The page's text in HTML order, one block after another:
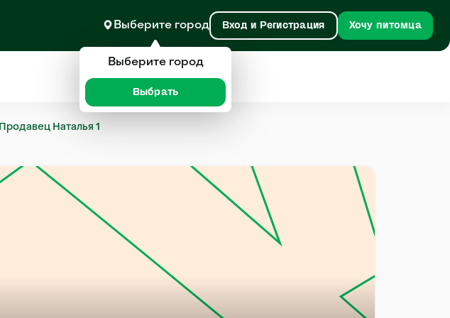
Выберите город Вход и Регистрация Хочу питомца
Продавец Наталья 1
Выберите город
Выбрать